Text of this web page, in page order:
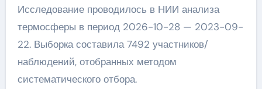
Исследование проводилось в НИИ анализа
термосферы в период 2026-10-28 — 2023-09-
22. Выборка составила 7492 участников/
наблюдений, отобранных методом
систематического отбора.